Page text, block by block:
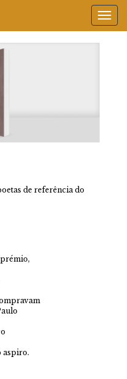
de referência do
aspiro.